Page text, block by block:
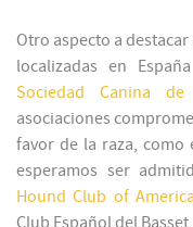
Otro aspecto a
localizadas en
Sociedad Canina de
asociaciones
favor de la raza, como
esperamos ser
Hound Club of America
Club Español del